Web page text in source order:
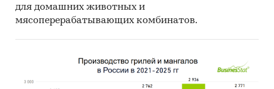
для домашних животных и
мясоперерабатывающих комбинатов.